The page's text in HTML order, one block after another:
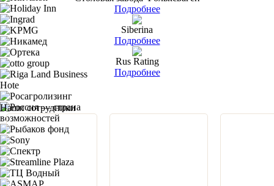
Подробнее
Siberina
Подробнее
Rus Rating
Подробнее
Наши сотрудники